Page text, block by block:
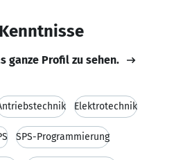
ganze Profil zu sehen.
Elektrotechnik
SPS-Programmierung